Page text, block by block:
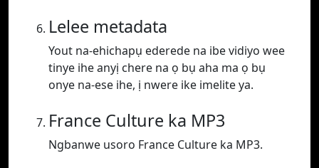
Lelee metadata
Yout na-ehichapụ ederede na ibe vidiyo wee
tinye ihe anyị chere na ọ bụ aha ma ọ bụ
onye na-ese ihe, ị nwere ike imelite ya.
France Culture ka MP3
Ngbanwe usoro France Culture ka MP3.